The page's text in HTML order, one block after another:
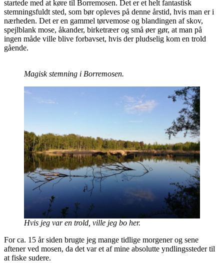
startede med at køre til Borremosen. Det er et helt fantastisk
stemningsfuldt sted, som bør opleves på denne årstid, hvis man er i
nærheden. Det er en gammel tørvemose og blandingen af skov,
spejlblank mose, åkander, birketræer og små øer gør, at man på
ingen måde ville blive forbavset, hvis der pludselig kom en trold
gående.
Magisk stemning i Borremosen.
Hvis jeg var en trold, ville jeg bo her.
For ca. 15 år siden brugte jeg mange tidlige morgener og sene
aftener ved mosen, da det var et af mine absolutte yndlingssteder til
at fiske sudere.